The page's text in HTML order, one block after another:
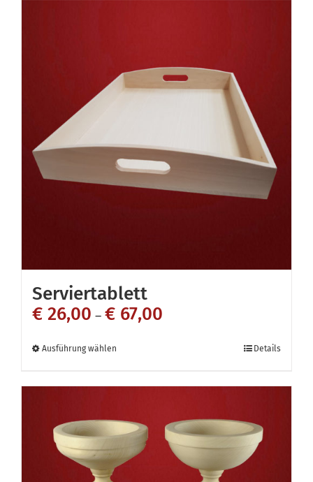
Serviertablett
€ 26,00 – € 67,00
Ausführung wählen
Varianten
auf.
Details